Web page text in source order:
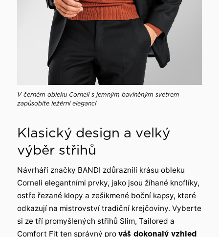
V černém obleku Corneli s jemným bavlněným svetrem
zapůsobíte ležérní elegancí
Klasický design a velký
výběr střihů
Návrháři značky BANDI zdůraznili krásu obleku
Corneli elegantními prvky, jako jsou žíhané knoflíky,
ostře řezané klopy a zešikmené boční kapsy, které
odkazují na mistrovství tradiční krejčoviny. Vyberte
si ze tří promyšlených střihů Slim, Tailored a
Comfort Fit ten správný pro váš dokonalý vzhled